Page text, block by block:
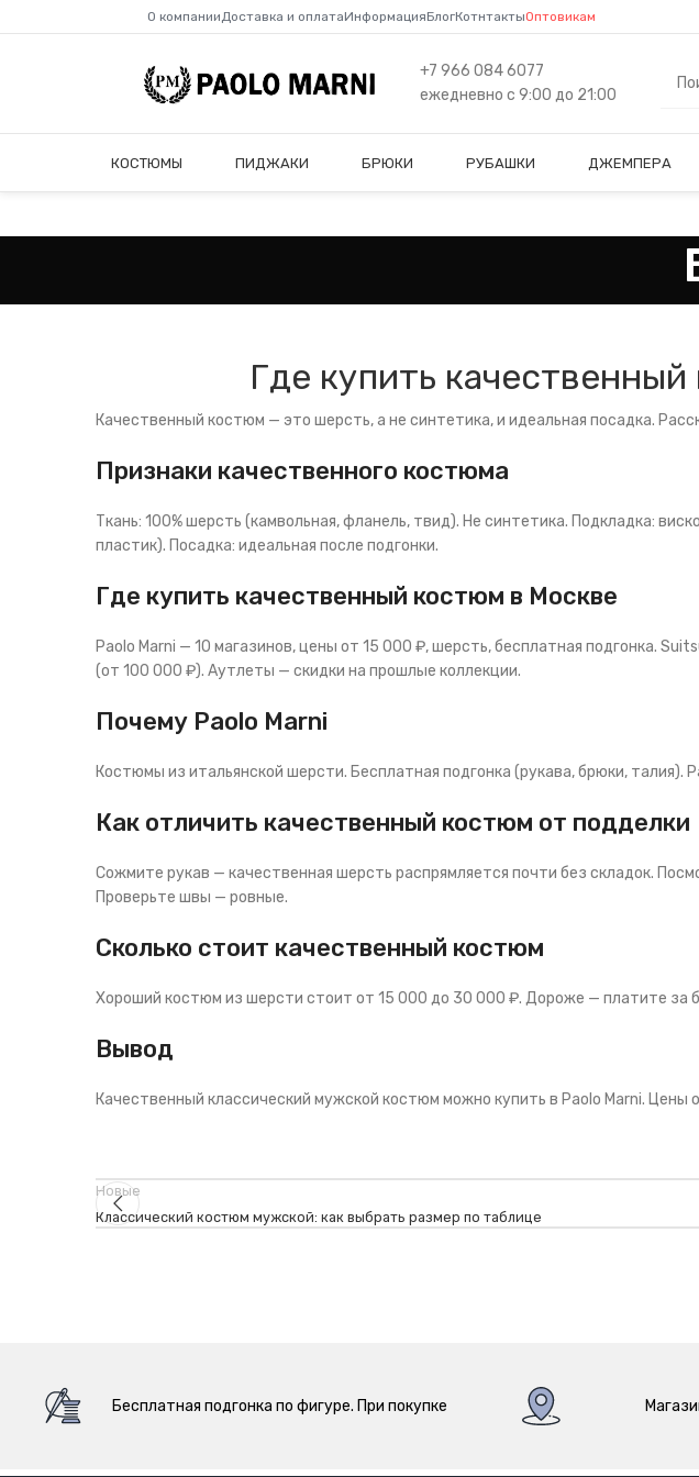
О компанииДоставка и оплатаИнформацияБлогКотнтактыОптовикам
+7 966 084 6077
ежедневно с 9:00 до 21:00
КОСТЮМЫ ПИДЖАКИ БРЮКИ РУБАШКИ ДЖЕМПЕРА
Где купить
Качественный костюм — это шерсть, а не синтетика, и идеальная посадка.
Признаки качественного костюма
Ткань: 100% шерсть (камвольная, фланель, твид). Не синтетика. Подкладка:
пластик). Посадка: идеальная после подгонки.
Где купить качественный костюм в Москве
Paolo Marni — 10 магазинов, цены от 15 000 ₽, шерсть, бесплатная подгонка.
(от 100 000 ₽). Аутлеты — скидки на прошлые коллекции.
Почему Paolo Marni
Костюмы из итальянской шерсти. Бесплатная подгонка (рукава, брюки, талия).
Как отличить качественный костюм от подделки
Сожмите рукав — качественная шерсть распрямляется почти без складок.
Проверьте швы — ровные.
Сколько стоит качественный костюм
Хороший костюм из шерсти стоит от 15 000 до 30 000 ₽. Дороже — платите за
Вывод
Качественный классический мужской костюм можно купить в Paolo Marni. Цены
Новые
Классический костюм мужской: как выбрать размер по таблице
Бесплатная подгонка по фигуре. При покупке